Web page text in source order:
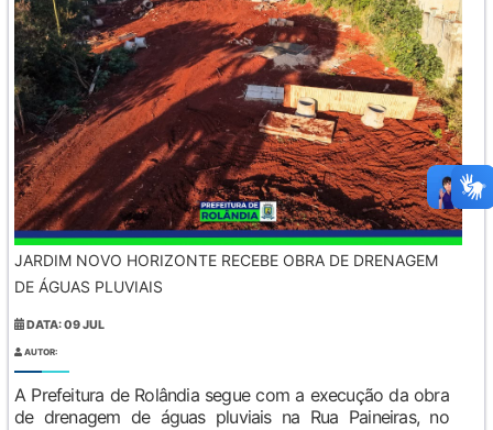
JARDIM NOVO HORIZONTE RECEBE OBRA DE DRENAGEM
DE ÁGUAS PLUVIAIS
DATA: 09 JUL
AUTOR:
A Prefeitura de Rolândia segue com a execução da obra
de drenagem de águas pluviais na Rua Paineiras, no